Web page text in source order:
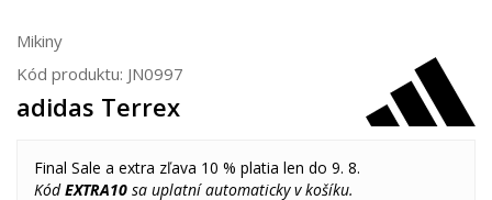
Mikiny
Kód produktu: JN0997
adidas Terrex
Final Sale a extra zľava 10 % platia len do 9. 8.
KódEXTRA10 sa uplatní automaticky v košíku.